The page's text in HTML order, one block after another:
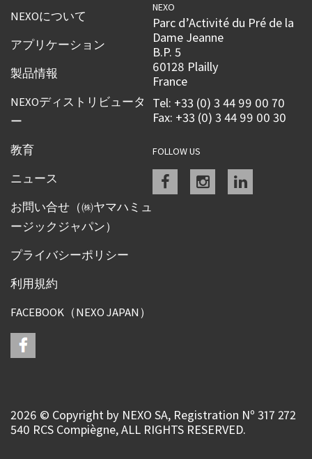
NEXOについて
アプリケーション
製品情報
NEXOディストリビュータ
ー
教育
ニュース
お問い合せ（㈱ヤマハミュ
ージックジャパン）
プライバシーポリシー
利用規約
FACEBOOK（NEXO JAPAN）
NEXO
Parc d’Activité du Pré de la
Dame Jeanne
B.P. 5
60128 Plailly
France
Tel: +33 (0) 3 44 99 00 70
Fax: +33 (0) 3 44 99 00 30
FOLLOW US
Facebookinstagramlinkedin
2026 © Copyright by NEXO SA, Registration Nº 317 272
540 RCS Compiègne, ALL RIGHTS RESERVED.